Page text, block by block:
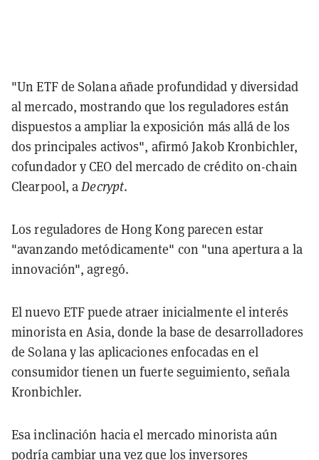
"Un ETF de Solana añade profundidad y diversidad
al mercado, mostrando que los reguladores están
dispuestos a ampliar la exposición más allá de los
dos principales activos", afirmó Jakob Kronbichler,
cofundador y CEO del mercado de crédito on-chain
Clearpool, aDecrypt.
Los reguladores de Hong Kong parecen estar
"avanzando metódicamente" con "una apertura a la
innovación", agregó.
El nuevo ETF puede atraer inicialmente el interés
minorista en Asia, donde la base de desarrolladores
de Solana y las aplicaciones enfocadas en el
consumidor tienen un fuerte seguimiento, señala
Kronbichler.
Esa inclinación hacia el mercado minorista aún
podría cambiar una vez que los inversores